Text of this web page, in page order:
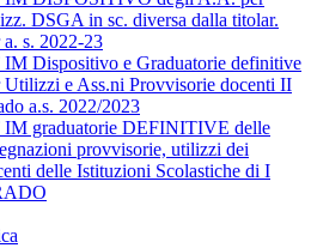
DSGA in sc. diversa dalla titolar.
a. s. 2022-23
IM Dispositivo e Graduatorie definitive
Utilizzi e Ass.ni Provvisorie docenti II
a.s. 2022/2023
IM graduatorie DEFINITIVE delle
provvisorie, utilizzi dei
delle Istituzioni Scolastiche di I